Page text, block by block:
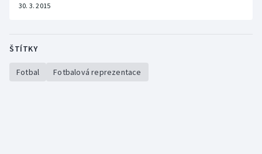
30. 3. 2015
ŠTÍTKY
Fotbal Fotbalová reprezentace